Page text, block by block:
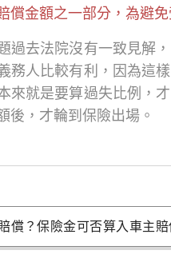
償金額之一部分，為避
過去法院沒有一致見解
務人比較有利，因為這
來就是要算過失比例，
後，才輪到保險出場。
償？保險金可否算入車主賠